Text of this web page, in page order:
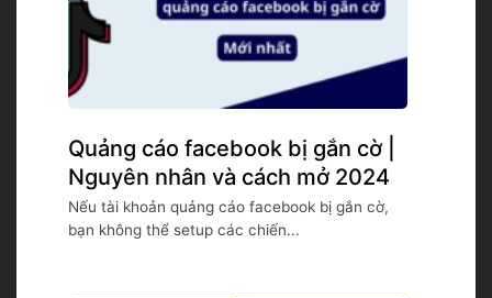
Quảng cáo facebook bị gắn cờ |
Nguyên nhân và cách mở 2024
Nếu tài khoản quảng cáo facebook bị gắn cờ,
bạn không thể setup các chiến...